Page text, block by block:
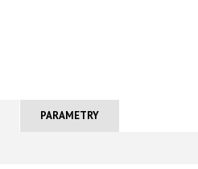
PARAMETRY